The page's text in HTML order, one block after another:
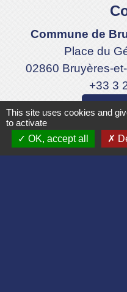
Commune de
Place du
02860 Bruyères-
+33 3
This site uses cookies and
to activate
OK, accept all